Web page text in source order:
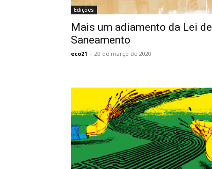
Edições
Mais um adiamento da Lei de
Saneamento
eco21 - 20 de março de 2020